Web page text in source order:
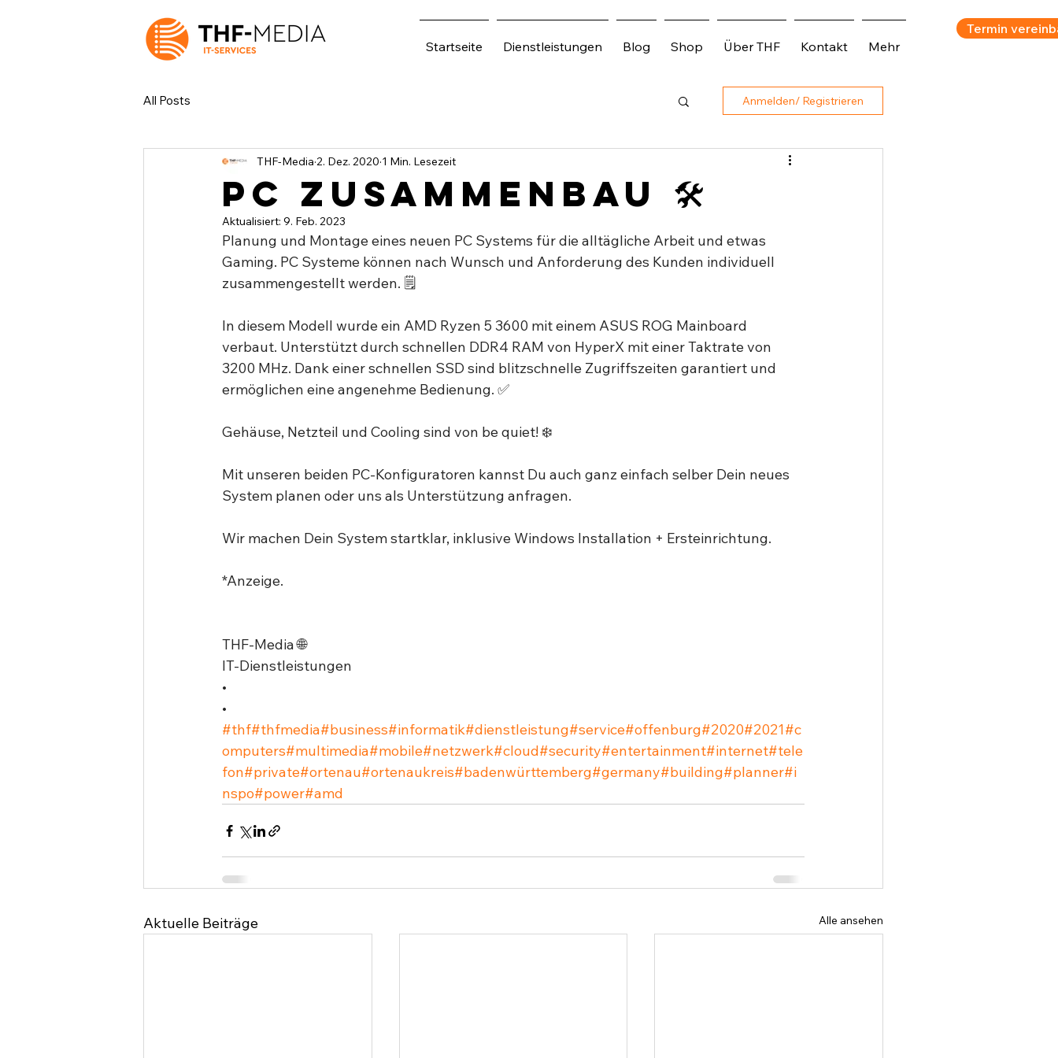
Startseite Dienstleistungen Blog Shop Über THF Kontakt Mehr
Termin
All Posts Anmelden/ Registrieren
PC Zusammenbau 🛠⁣
THF-Media 2. Dez. 2020 1 Min. Lesezeit
Aktualisiert: 9. Feb. 2023
Planung und Montage eines neuen PC Systems für die alltägliche Arbeit und etwas
Gaming. PC Systeme können nach Wunsch und Anforderung des Kunden individuell
zusammengestellt werden. 🗒⁣
In diesem Modell wurde ein AMD Ryzen 5 3600 mit einem ASUS ROG Mainboard
verbaut. Unterstützt durch schnellen DDR4 RAM von HyperX mit einer Taktrate von
3200 MHz. Dank einer schnellen SSD sind blitzschnelle Zugriffszeiten garantiert und
ermöglichen eine angenehme Bedienung. ✅⁣
Gehäuse, Netzteil und Cooling sind von be quiet! ❄️⁣
Mit unseren beiden PC-Konfiguratoren kannst Du auch ganz einfach selber Dein neues
System planen oder uns als Unterstützung anfragen. ⁣
Wir machen Dein System startklar, inklusive Windows Installation + Ersteinrichtung. ⁣
*Anzeige.⁣
THF-Media 🌐⁣
IT-Dienstleistungen⁣
•⁣
•⁣
#thf#thfmedia#business#informatik#dienstleistung#service#offenburg#2020#2021#c
omputers#multimedia#mobile#netzwerk#cloud#security#entertainment#internet#tele
fon#private#ortenau#ortenaukreis#badenwürttemberg#germany#building#planner#i
nspo#power#amd
Aktuelle Beiträge Alle ansehen